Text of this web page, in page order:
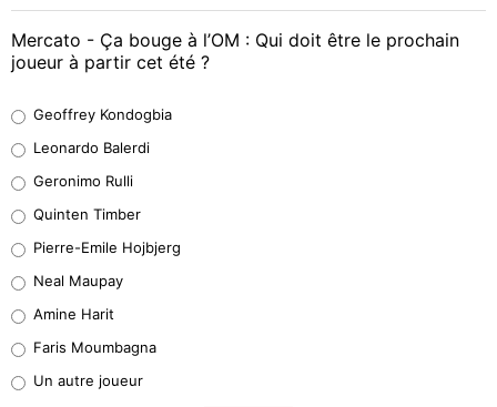
Mercato - Ça bouge à l’OM : Qui doit être le prochain
joueur à partir cet été ?
38%
32%
5%
1%
9%
Geoffrey Kondogbia
Leonardo Balerdi
Geronimo Rulli
Quinten Timber
Pierre-Emile Hojbjerg
Neal Maupay
Amine Harit
Faris Moumbagna
Un autre joueur